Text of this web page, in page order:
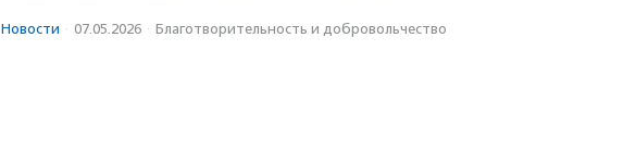
Новости · 07.05.2026 · Благотвори­тель­ность и доброволь­чест­во